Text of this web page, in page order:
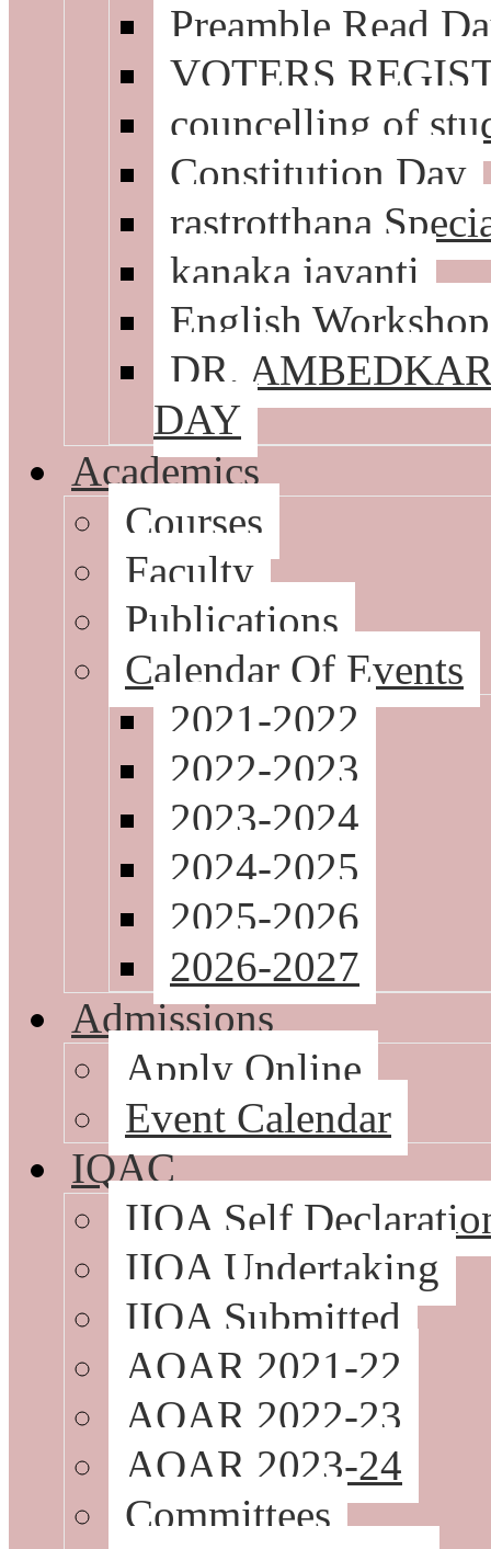
Preamble Read
VOTERS
councelling of
Constitution Day
rastrotthana
kanaka jayanti
English
DR,
DAY
Academics
Courses
Faculty
Publications
Calendar Of Events
2021-2022
2022-2023
2023-2024
2024-2025
2025-2026
2026-2027
Admissions
Apply Online
Event Calendar
IQAC
IIQA Self
IIQA Undertaking
IIQA Submitted
AQAR 2021-22
AQAR 2022-23
AQAR 2023-24
Committees